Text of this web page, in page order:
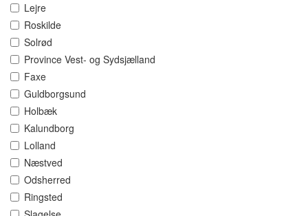
Lejre
Roskilde
Solrød
Province Vest- og Sydsjælland
Faxe
Guldborgsund
Holbæk
Kalundborg
Lolland
Næstved
Odsherred
Ringsted